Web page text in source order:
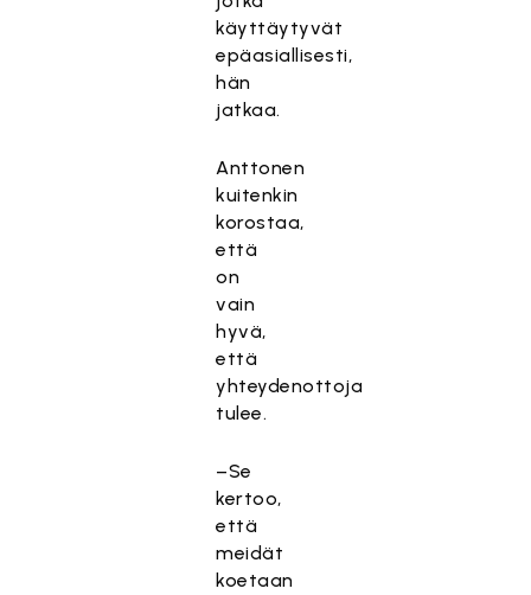
käyttäytyvät
epäasiallisesti,
hän
jatkaa.
Anttonen
kuitenkin
korostaa,
että
on
vain
hyvä,
että
yhteydenottoja
tulee.
–Se
kertoo,
että
meidät
koetaan